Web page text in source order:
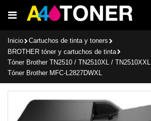
al
Inicio
Cartuchos de tinta y toners
BROTHER tóner y cartuchos de tinta
Tóner Brother TN2510 / TN2510XL / TN2510XXL
Tóner Brother MFC-L2827DWXL
final